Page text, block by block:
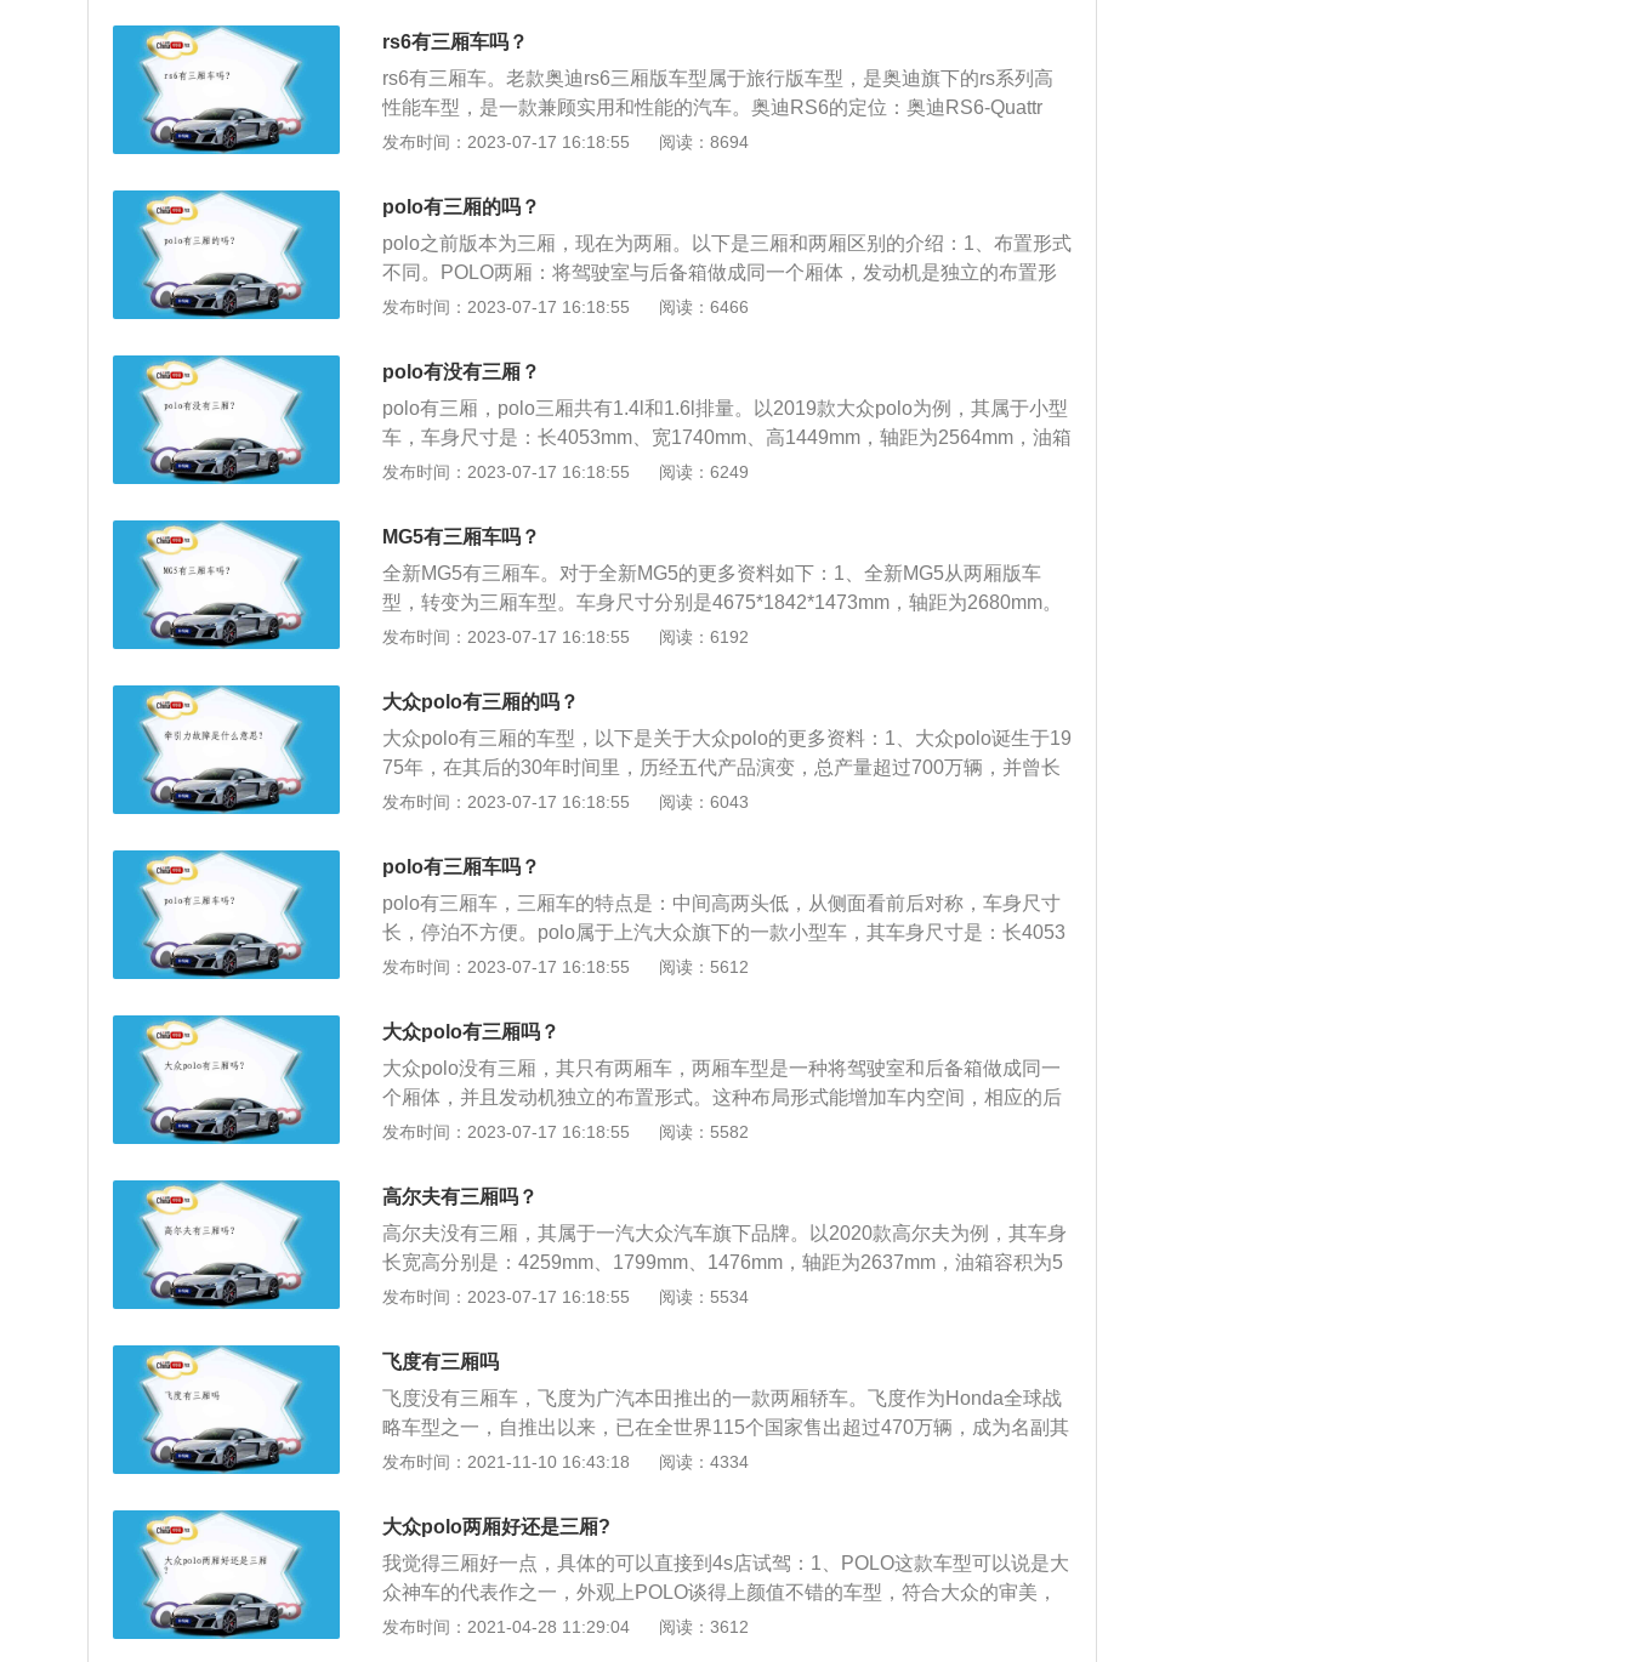
牌独有的U型脸设计，勾勒简洁线条，镶嵌在前脸上以几何梯形为基础的魅眼造
性化炫眼高穿透性雾灯，力表整车的气质。
rs6有三厢车吗？
rs6有三厢车。老款奥迪rs6三厢版车型属于旅行版车型，是奥迪旗下的rs系列高
性能车型，是一款兼顾实用和性能的汽车。奥迪RS6的定位：奥迪RS6-Quattr
o，通常称呼其为RS6，是A6产品线中的最高性能版本，其定位高于奥迪S6。这
产。奥迪RS6的版本车型：RS6有两个版本，其一为五门五座的旅行车"Avan
t"版，以及一个四门五座轿车Saloon-sedan。都是使用前置发动机纵置，并且不
与任何其他车辆共用。传动装置以驱动桥的形式在发动机后部纵向安置。
发布时间：2023-07-17 16:18:55 阅读：8694
polo有三厢的吗？
polo之前版本为三厢，现在为两厢。以下是三厢和两厢区别的介绍：1、布置形式
不同。POLO两厢：将驾驶室与后备箱做成同一个厢体，发动机是独立的布置形
式；POLO三厢：由驾驶室、后备箱和发动机舱三个封闭的厢组成。2、制动方式
手；POLO三厢：驱动方式前驱，手刹方式前排座椅中间。
发布时间：2023-07-17 16:18:55 阅读：6466
polo有没有三厢？
polo有三厢，polo三厢共有1.4l和1.6l排量。以2019款大众polo为例，其属于小型
车，车身尺寸是：长4053mm、宽1740mm、高1449mm，轴距为2564mm，油箱
容积为42.5l，整备质量为1145kg。2019款大众polo前悬架是麦弗逊式独立悬
13ps，最大功率是83kw，最大扭矩是145nm，与其匹配的是5挡手动变速箱。
发布时间：2023-07-17 16:18:55 阅读：6249
MG5有三厢车吗？
全新MG5有三厢车。对于全新MG5的更多资料如下：1、全新MG5从两厢版车
型，转变为三厢车型。车身尺寸分别是4675*1842*1473mm，轴距为2680mm。
2、全新MG5采用家族最新的“第三代家族设计”设计语言，造型时尚而动感。3、
像、ACC自适应巡航、雅马哈音响系统等高端配置。4、动力方面，全新MG5提
供1.5L和1.5T两种供选择。1.5L自然吸气发动机的最大马力为120匹，而1.5T涡
轮增压发动机的最大马力则为173匹。
发布时间：2023-07-17 16:18:55 阅读：6192
大众polo有三厢的吗？
大众polo有三厢的车型，以下是关于大众polo的更多资料：1、大众polo诞生于19
75年，在其后的30年时间里，历经五代产品演变，总产量超过700万辆，并曾长
期位居德国经济性小型车销量榜首，被称为德国大众的“神奇小子”。2、1995年
箱空间。新的60马力的1.4升轻金属发动机替代了曾经的1.3发动机。同时还推出
了一款1.6升轻金属发动机，功率为100马力。
发布时间：2023-07-17 16:18:55 阅读：6043
polo有三厢车吗？
polo有三厢车，三厢车的特点是：中间高两头低，从侧面看前后对称，车身尺寸
长，停泊不方便。polo属于上汽大众旗下的一款小型车，其车身尺寸是：长4053
mm、宽1740mm、高1449mm，轴距为2564mm，油箱容积为42.5l。polo搭载了
900rpm，其前悬挂采用的是麦弗逊式独立悬挂，后悬挂采用的是扭力梁式非独立
悬挂。
发布时间：2023-07-17 16:18:55 阅读：5612
大众polo有三厢吗？
大众polo没有三厢，其只有两厢车，两厢车型是一种将驾驶室和后备箱做成同一
个厢体，并且发动机独立的布置形式。这种布局形式能增加车内空间，相应的后
备箱空间就有所减少。大众polo是一款两厢掀背小型轿车，采用5门5座布局，其
70mm、1682mm、1462mm，轴距为2470mm，其一直被视为经济型小型车可靠
发布时间：2023-07-17 16:18:55 阅读：5582
高尔夫有三厢吗？
高尔夫没有三厢，其属于一汽大众汽车旗下品牌。以2020款高尔夫为例，其车身
长宽高分别是：4259mm、1799mm、1476mm，轴距为2637mm，油箱容积为5
0l，行李箱容积为380l。2020款高尔夫前悬挂是麦弗逊式独立悬架，后悬挂是扭
最大功率是85kw，最大扭矩是200nm，与其匹配的是7挡双离合变速箱。
发布时间：2023-07-17 16:18:55 阅读：5534
飞度有三厢吗
飞度没有三厢车，飞度为广汽本田推出的一款两厢轿车。飞度作为Honda全球战
略车型之一，自推出以来，已在全世界115个国家售出超过470万辆，成为名副其
实的全球小型车市场佼佼者。第三代飞度新车在车架上采用了全新的结构设计，
进行连接时，可以通过增加焊点的方法提升车身刚性，这样也就大幅减少了铆钉
的使用量，达到减轻车重的效果。轻量化一体式车门构造以及更多高强度钢的使
用进一步达到了轻量化的目的。与前两代车型相比，新一代飞度的外观设计有了
很大的突破。由于应用了本田大力推广的家族式前格栅造型，使它和前辈们相
比，看起来更加阳刚。动力部分，飞度在日本搭载的是地球梦科技系列的1.3L和
发布时间：2021-11-10 16:43:18 阅读：4334
大众polo两厢好还是三厢?
我觉得三厢好一点，具体的可以直接到4s店试驾：1、POLO这款车型可以说是大
众神车的代表作之一，外观上POLO谈得上颜值不错的车型，符合大众的审美，
这是大众品牌最成功的一点；2、套娃套得如此完美拉皮拉的没啥缺点，车头车
发布时间：2021-04-28 11:29:04 阅读：3612